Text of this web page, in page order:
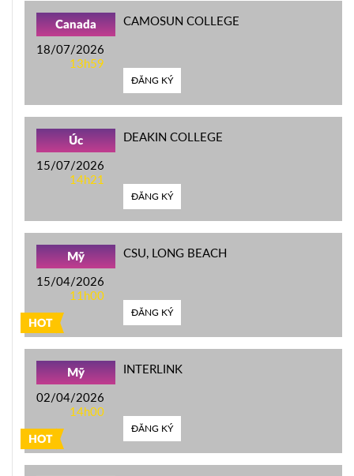
Canada
18/07/2026
13h59
CAMOSUN COLLEGE
ĐĂNG KÝ
Úc
15/07/2026
14h21
DEAKIN COLLEGE
ĐĂNG KÝ
HOT
Mỹ
15/04/2026
11h00
CSU, LONG BEACH
ĐĂNG KÝ
HOT
Mỹ
02/04/2026
14h00
INTERLINK
ĐĂNG KÝ